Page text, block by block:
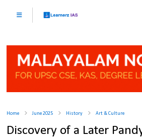
Home June 2025 History Art & Culture
Discovery of a Later